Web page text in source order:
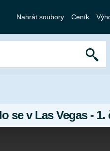
Nahrát soubory Ceník
se v Las Vegas - 1.